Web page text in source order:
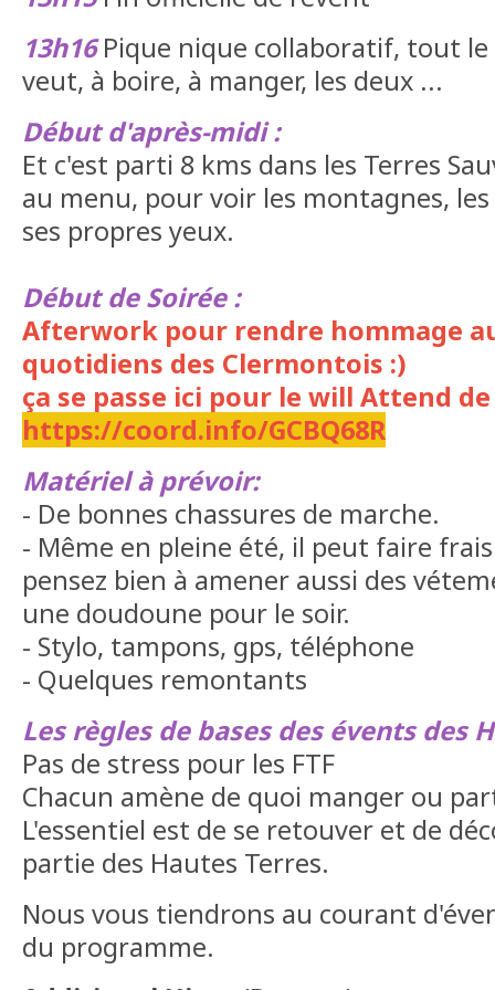
13h16Pique nique collaboratif, tout le
veut, à boire, à manger, les deux ...
Début d'après-midi :
Et c'est parti 8 kms dans les Terres
au menu, pour voir les montagnes, les
ses propres yeux.
Début de Soirée :
Afterwork pour rendre hommage
quotidiens des Clermontois :)
ça se passe ici pour le will Attend
https://coord.info/GCBQ68R
Matériel à prévoir:
- De bonnes chassures de marche.
- Même en pleine été, il peut faire
pensez bien à amener aussi des
une doudoune pour le soir.
- Stylo, tampons, gps, téléphone
- Quelques remontants
Les règles de bases des évents des
Pas de stress pour les FTF
Chacun amène de quoi manger ou
L'essentiel est de se retouver et de
partie des Hautes Terres.
Nous vous tiendrons au courant
du programme.